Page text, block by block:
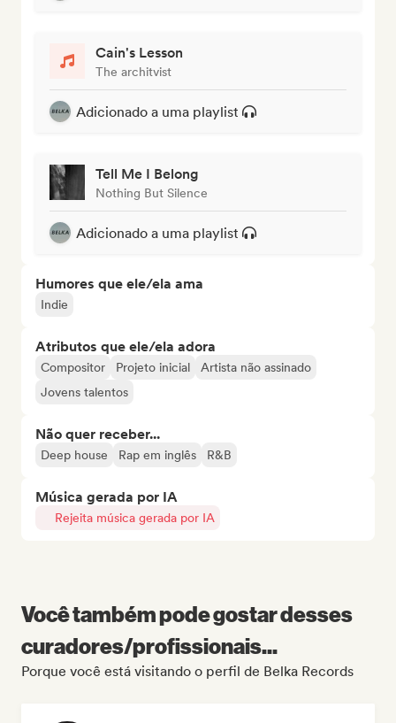
Cain's Lesson
The architvist
Adicionado a uma playlist
Tell Me I Belong
Nothing But Silence
Adicionado a uma playlist
Humores que ele/ela ama
Indie
Atributos que ele/ela adora
Compositor Projeto inicial
Artista não assinado
Jovens talentos
Não quer receber...
Deep house Rap em inglês R&B
Música gerada por IA
Rejeita música gerada por IA
Você também pode gostar desses
curadores/profissionais...
Porque você está visitando o perfil de Belka Records